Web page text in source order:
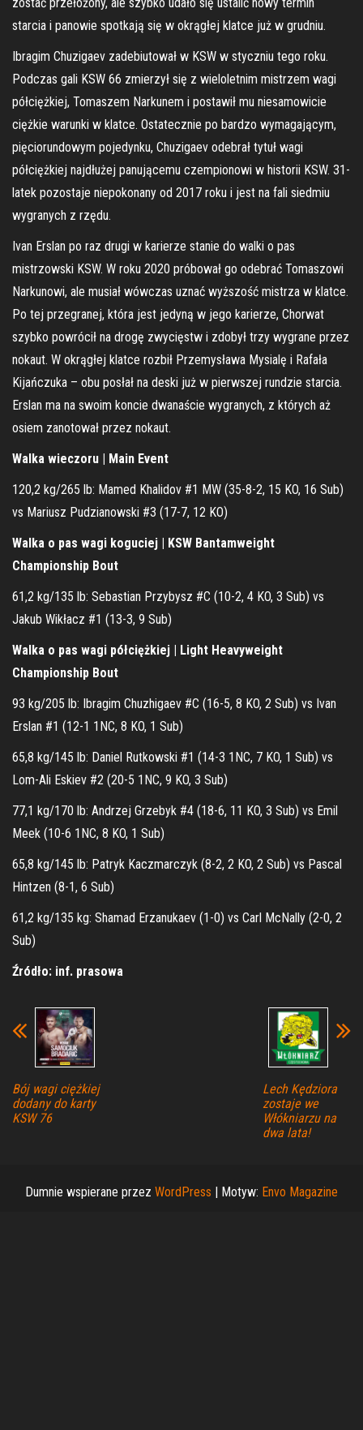
starcia i panowie spotkają się w okrągłej klatce już w grudniu.
Ibragim Chuzigaev zadebiutował w KSW w styczniu tego roku.
Podczas gali KSW 66 zmierzył się z wieloletnim mistrzem wagi
półciężkiej, Tomaszem Narkunem i postawił mu niesamowicie
ciężkie warunki w klatce. Ostatecznie po bardzo wymagającym,
pięciorundowym pojedynku, Chuzigaev odebrał tytuł wagi
półciężkiej najdłużej panującemu czempionowi w historii KSW. 31-
latek pozostaje niepokonany od 2017 roku i jest na fali siedmiu
wygranych z rzędu.
Ivan Erslan po raz drugi w karierze stanie do walki o pas
mistrzowski KSW. W roku 2020 próbował go odebrać Tomaszowi
Narkunowi, ale musiał wówczas uznać wyższość mistrza w klatce.
Po tej przegranej, która jest jedyną w jego karierze, Chorwat
szybko powrócił na drogę zwycięstw i zdobył trzy wygrane przez
nokaut. W okrągłej klatce rozbił Przemysława Mysialę i Rafała
Kijańczuka – obu posłał na deski już w pierwszej rundzie starcia.
Erslan ma na swoim koncie dwanaście wygranych, z których aż
osiem zanotował przez nokaut.
Walka wieczoru | Main Event
120,2 kg/265 lb: Mamed Khalidov #1 MW (35-8-2, 15 KO, 16 Sub)
vs Mariusz Pudzianowski #3 (17-7, 12 KO)
Walka o pas wagi koguciej | KSW Bantamweight
Championship Bout
61,2 kg/135 lb: Sebastian Przybysz #C (10-2, 4 KO, 3 Sub) vs
Jakub Wikłacz #1 (13-3, 9 Sub)
Walka o pas wagi półciężkiej | Light Heavyweight
Championship Bout
93 kg/205 lb: Ibragim Chuzhigaev #C (16-5, 8 KO, 2 Sub) vs Ivan
Erslan #1 (12-1 1NC, 8 KO, 1 Sub)
65,8 kg/145 lb: Daniel Rutkowski #1 (14-3 1NC, 7 KO, 1 Sub) vs
Lom-Ali Eskiev #2 (20-5 1NC, 9 KO, 3 Sub)
77,1 kg/170 lb: Andrzej Grzebyk #4 (18-6, 11 KO, 3 Sub) vs Emil
Meek (10-6 1NC, 8 KO, 1 Sub)
65,8 kg/145 lb: Patryk Kaczmarczyk (8-2, 2 KO, 2 Sub) vs Pascal
Hintzen (8-1, 6 Sub)
61,2 kg/135 kg: Shamad Erzanukaev (1-0) vs Carl McNally (2-0, 2
Sub)
Źródło: inf. prasowa
Bój wagi ciężkiej
dodany do karty
KSW 76
Lech Kędziora
zostaje we
Włókniarzu na
dwa lata!
Dumnie wspierane przez WordPress | Motyw: Envo Magazine